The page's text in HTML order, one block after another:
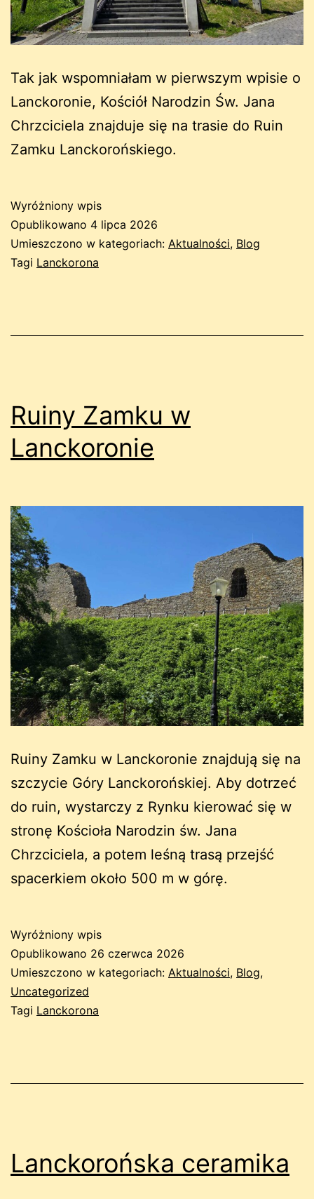
Tak jak wspomniałam w pierwszym wpisie o
Lanckoronie, Kościół Narodzin Św. Jana
Chrzciciela znajduje się na trasie do Ruin
Zamku Lanckorońskiego.
Wyróżniony wpis
Opublikowano 4 lipca 2026
Umieszczono w kategoriach: Aktualności, Blog
Tagi Lanckorona
Ruiny Zamku w
Lanckoronie
Ruiny Zamku w Lanckoronie znajdują się na
szczycie Góry Lanckorońskiej. Aby dotrzeć
do ruin, wystarczy z Rynku kierować się w
stronę Kościoła Narodzin św. Jana
Chrzciciela, a potem leśną trasą przejść
spacerkiem około 500 m w górę.
Wyróżniony wpis
Opublikowano 26 czerwca 2026
Umieszczono w kategoriach: Aktualności, Blog,
Uncategorized
Tagi Lanckorona
Lanckorońska ceramika